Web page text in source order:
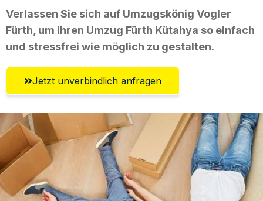
Verlassen Sie sich auf Umzugskönig Vogler
Fürth, um Ihren Umzug Fürth Kütahya so einfach
und stressfrei wie möglich zu gestalten.
Jetzt unverbindlich anfragen